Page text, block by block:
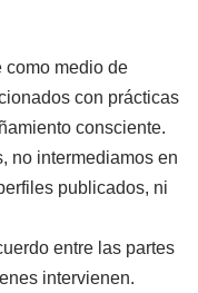
como medio de
con prácticas
consciente.
no intermediamos en
publicados, ni
entre las partes
intervienen.